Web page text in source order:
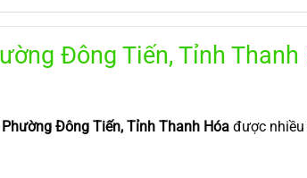
Đông Tiến, Tỉnh Thanh
Đông Tiến, Tỉnh Thanh Hóađược nhiều